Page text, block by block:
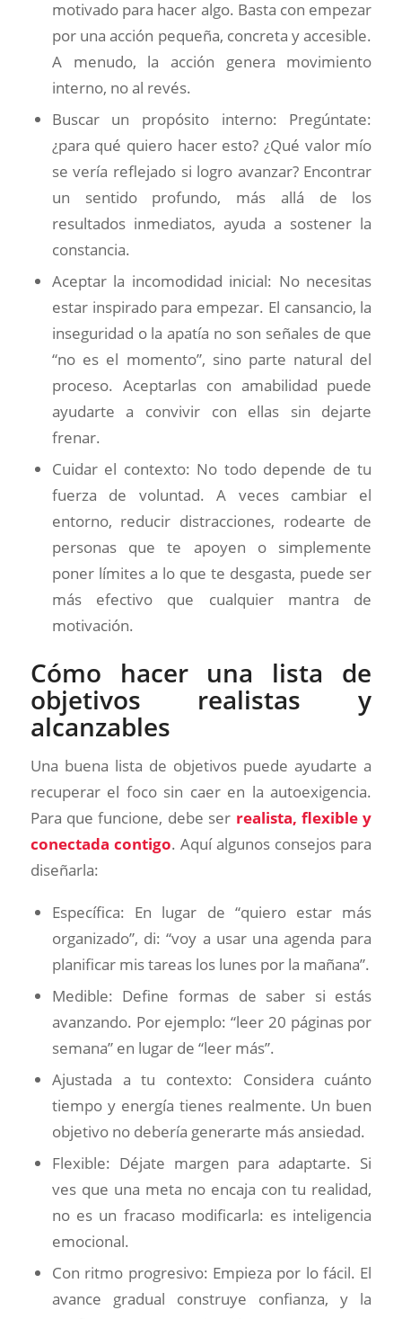
motivado para hacer algo. Basta con empezar
por una acción pequeña, concreta y accesible.
A menudo, la acción genera movimiento
interno, no al revés.
Buscar un propósito interno: Pregúntate:
¿para qué quiero hacer esto? ¿Qué valor mío
se vería reflejado si logro avanzar? Encontrar
un sentido profundo, más allá de los
resultados inmediatos, ayuda a sostener la
constancia.
Aceptar la incomodidad inicial: No necesitas
estar inspirado para empezar. El cansancio, la
inseguridad o la apatía no son señales de que
“no es el momento”, sino parte natural del
proceso. Aceptarlas con amabilidad puede
ayudarte a convivir con ellas sin dejarte
frenar.
Cuidar el contexto: No todo depende de tu
fuerza de voluntad. A veces cambiar el
entorno, reducir distracciones, rodearte de
personas que te apoyen o simplemente
poner límites a lo que te desgasta, puede ser
más efectivo que cualquier mantra de
motivación.
Cómo hacer una lista de
objetivos realistas y
alcanzables
Una buena lista de objetivos puede ayudarte a
recuperar el foco sin caer en la autoexigencia.
Para que funcione, debe ser realista, flexible y
conectada contigo. Aquí algunos consejos para
diseñarla:
Específica: En lugar de “quiero estar más
organizado”, di: “voy a usar una agenda para
planificar mis tareas los lunes por la mañana”.
Medible: Define formas de saber si estás
avanzando. Por ejemplo: “leer 20 páginas por
semana” en lugar de “leer más”.
Ajustada a tu contexto: Considera cuánto
tiempo y energía tienes realmente. Un buen
objetivo no debería generarte más ansiedad.
Flexible: Déjate margen para adaptarte. Si
ves que una meta no encaja con tu realidad,
no es un fracaso modificarla: es inteligencia
emocional.
Con ritmo progresivo: Empieza por lo fácil. El
avance gradual construye confianza, y la